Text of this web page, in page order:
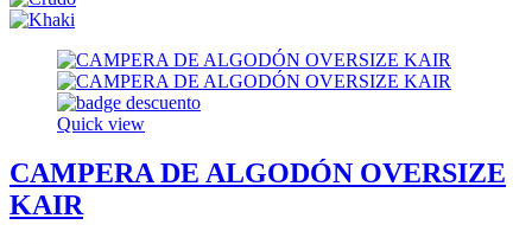
Quick view
CAMPERA DE ALGODÓN OVERSIZE
KAIR